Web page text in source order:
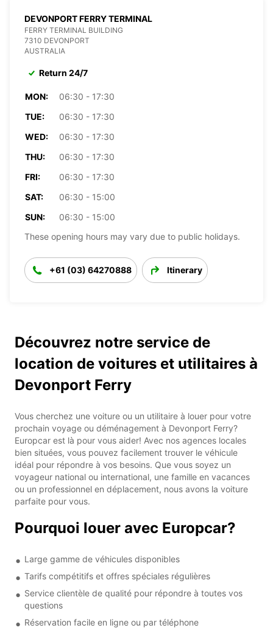
DEVONPORT FERRY TERMINAL
FERRY TERMINAL BUILDING
7310 DEVONPORT
AUSTRALIA
Return 24/7
MON:
06:30 - 17:30
TUE:
06:30 - 17:30
WED:
06:30 - 17:30
THU:
06:30 - 17:30
FRI:
06:30 - 17:30
SAT:
06:30 - 15:00
SUN:
06:30 - 15:00
These opening hours may vary due to public holidays.
+61 (03) 64270888 Itinerary
Découvrez notre service de
location de voitures et utilitaires à
Devonport Ferry
Vous cherchez une voiture ou un utilitaire à louer pour votre
prochain voyage ou déménagement à Devonport Ferry?
Europcar est là pour vous aider! Avec nos agences locales
bien situées, vous pouvez facilement trouver le véhicule
idéal pour répondre à vos besoins. Que vous soyez un
voyageur national ou international, une famille en vacances
ou un professionnel en déplacement, nous avons la voiture
parfaite pour vous.
Pourquoi louer avec Europcar?
Large gamme de véhicules disponibles
Tarifs compétitifs et offres spéciales régulières
Service clientèle de qualité pour répondre à toutes vos
questions
Réservation facile en ligne ou par téléphone